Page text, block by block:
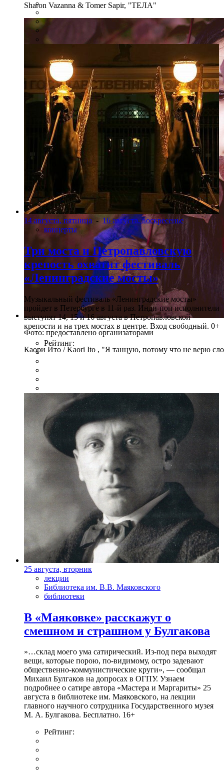
Sharon Vazanna & Tomer Sapir, "ТЕЛА"
Фото: предоставлено организаторами
Каори Ито / Kaori Ito , "Я танцую, потому что не верю
14 августа, пятница -16 августа, воскресенье
концерты
Три моста и Петропавловскую
крепость охватит фестиваль
«Ленинградские мосты»
Музыкальный фестиваль «Ленинградские мосты»
пройдет в Петербурге в 11-й раз. Инди-поп исполнители
выступят 14, 15 и 16 августа в Петропавловской
крепости и на трех мостах в центре. Вход свободный. 0+
Рейтинг:
25 августа, вторник
лекции
Библиотека им. В.В. Маяковского
библиотеки
В «Маяковке» расскажут о
смешном и страшном у Булгакова
»…склад моего ума сатирический. Из-под пера выходят
вещи, которые порою, по-видимому, остро задевают
общественно-коммунистические круги», — сообщал
Михаил Булгаков на допросах в ОГПУ. Узнаем
подробнее о сатире автора «Мастера и Маргариты» 25
августа в библиотеке им. Маяковского, на лекции
главного научного сотрудника Государственного музея
М. А. Булгакова. Бесплатно. 16+
Рейтинг: